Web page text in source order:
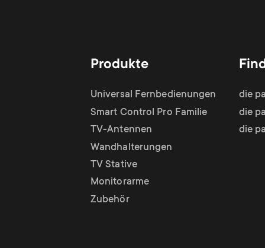
Produkte
Universal Fernbedienungen
Smart Control Pro Familie
TV-Antennen
Wandhalterungen
TV Stative
Monitorarme
Zubehör
die
die
die